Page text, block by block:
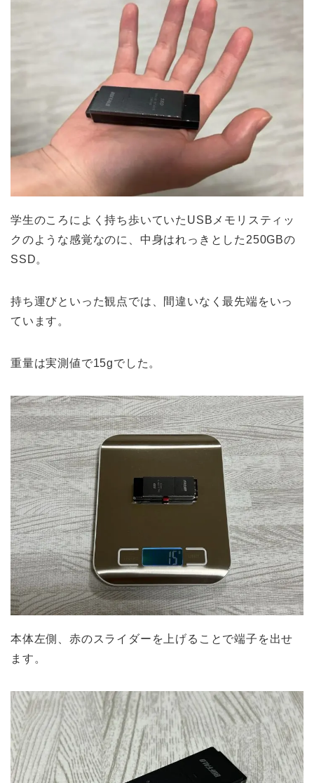
学生のころによく持ち歩いていたUSBメモリスティッ
クのような感覚なのに、中身はれっきとした250GBの
SSD。
持ち運びといった観点では、間違いなく最先端をいっ
ています。
重量は実測値で15gでした。
本体左側、赤のスライダーを上げることで端子を出せ
ます。